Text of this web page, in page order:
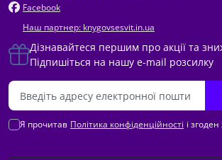
Facebook
Наш партнер: knygovsesvit.in.ua
Дізнавайтеся першим про акції та
Підпишіться на нашу e-mail розсилку
Я прочитав Політика конфіденційності і